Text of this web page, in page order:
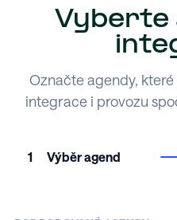
Vyberte
Označte agendy,
integrace i provozu
1 Výběr agend